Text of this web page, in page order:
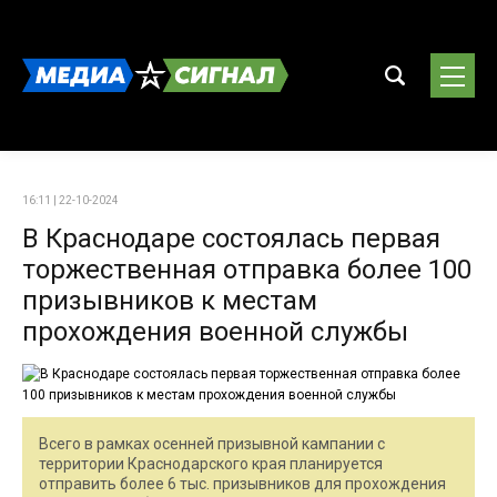
16:11 | 22-10-2024
В Краснодаре состоялась первая
торжественная отправка более 100
призывников к местам
прохождения военной службы
Всего в рамках осенней призывной кампании с
территории Краснодарского края планируется
отправить более 6 тыс. призывников для прохождения